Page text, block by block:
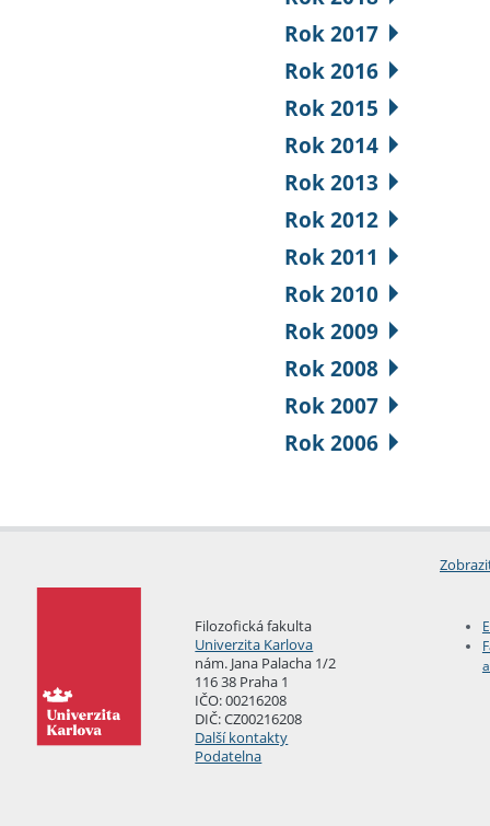
Rok 2017
Rok 2016
Rok 2015
Rok 2014
Rok 2013
Rok 2012
Rok 2011
Rok 2010
Rok 2009
Rok 2008
Rok 2007
Rok 2006
Filozofická fakulta
Univerzita Karlova
nám. Jana Palacha 1/2
116 38 Praha 1
IČO: 00216208
DIČ: CZ00216208
Další kontakty
Podatelna